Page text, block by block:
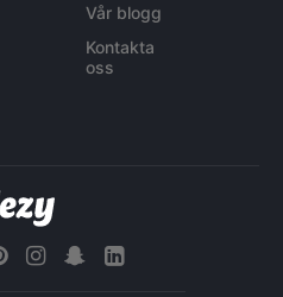
Vår blogg
Kontakta
oss